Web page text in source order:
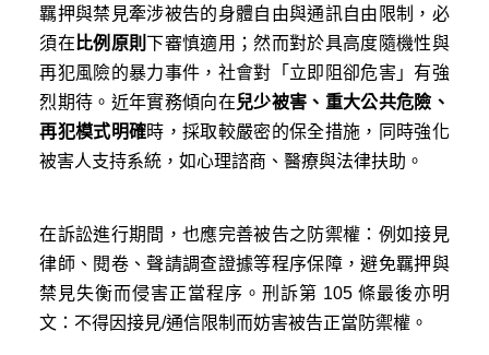
羈押與禁見牽涉被告的身體自由與通訊自由限制，必
須在 比例原則下審慎適用；然而對於具高度隨機性與
再犯風險的暴力事件，社會對「立即阻卻危害」有強
烈期待。近年實務傾向在兒少被害、重大公共危險、
再犯模式明確時，採取較嚴密的保全措施，同時強化
被害人支持系統，如心理諮商、醫療與法律扶助。
在訴訟進行期間，也應完善被告之防禦權：例如接見
律師、閱卷、聲請調查證據等程序保障，避免羈押與
禁見失衡而侵害正當程序。刑訴第 105 條最後亦明
文：不得因接見/通信限制而妨害被告正當防禦權。